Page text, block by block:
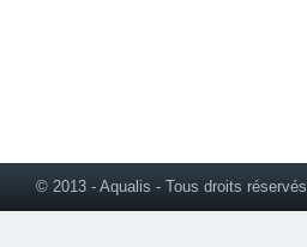
© 2013 - Aqualis - Tous droits réservés